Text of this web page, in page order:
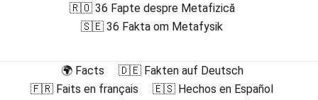
🇷🇴 36 Fapte despre Metafizică
🇸🇪 36 Fakta om Metafysik
🌍 Facts
🇩🇪 Fakten auf Deutsch
🇫🇷 Faits en français
🇪🇸 Hechos en Español